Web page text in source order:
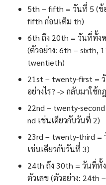
5th – fifth = วันที่ 5 (ข้
fifth ก่อนเติม th)
6th ถึง 20th = วันที่ทั้ง
(ตัวอย่าง: 6th – sixth,
twentieth)
21st – twenty-first =
อย่างไร? -> กลับมาใช้
22nd – twenty-
nd เช่นเดียวกับวันที่ 2)
23rd – twenty-third =
เช่นเดียวกับวันที่ 3)
24th ถึง 30th = วันที่ทั้
ตัวเลข (ตัวอย่าง: 24th